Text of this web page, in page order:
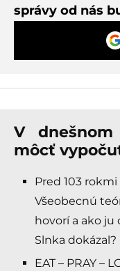
správy od nás
V
môcť
Pred 103
Všeobecnú
hovorí a ako
Slnka dokázal?
EAT – PRAY –